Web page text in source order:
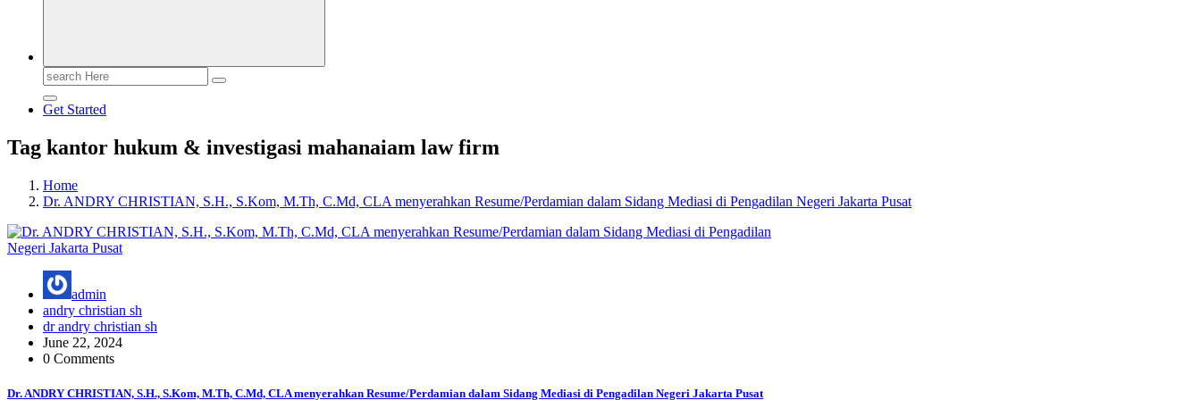
Search
for:
Get Started
Tag kantor hukum & investigasi mahanaiam law firm
Home
Dr. ANDRY CHRISTIAN, S.H., S.Kom, M.Th, C.Md, CLA menyerahkan Resume/Perdamian dalam Sidang Mediasi di Pengadilan Negeri Jakarta Pusat
admin
andry christian sh
dr andry christian sh
June 22, 2024
0 Comments
Dr. ANDRY CHRISTIAN, S.H., S.Kom, M.Th, C.Md, CLA menyerahkan Resume/Perdamian dalam Sidang Mediasi di Pengadilan Negeri Jakarta Pusat